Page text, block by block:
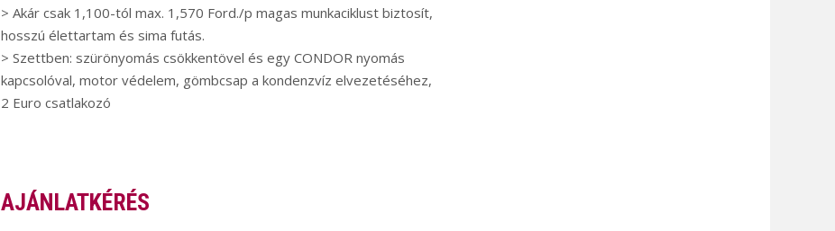
> Akár csak 1,100-tól max. 1,570 Ford./p magas munkaciklust biztosít,
hosszú élettartam és sima futás.
> Szettben: szürönyomás csökkentövel és egy CONDOR nyomás
kapcsolóval, motor védelem, gömbcsap a kondenzvíz elvezetéséhez,
2 Euro csatlakozó
AJÁNLATKÉRÉS